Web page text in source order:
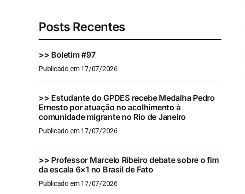
Posts Recentes
>> Boletim #97
Publicado em 17/07/2026
>> Estudante do GPDES recebe Medalha Pedro
Ernesto por atuação no acolhimento à
comunidade migrante no Rio de Janeiro
Publicado em 17/07/2026
>> Professor Marcelo Ribeiro debate sobre o fim
da escala 6×1 no Brasil de Fato
Publicado em 17/07/2026